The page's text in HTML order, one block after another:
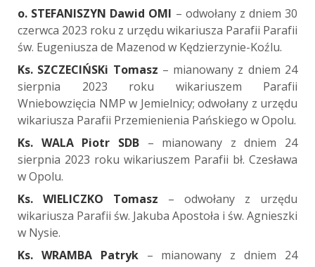
o. STEFANISZYN Dawid OMI – odwołany z dniem 30
czerwca 2023 roku z urzędu wikariusza Parafii Parafii
św. Eugeniusza de Mazenod w Kędzierzynie-Koźlu.
Ks. SZCZECIŃSKi Tomasz – mianowany z dniem 24
sierpnia 2023 roku wikariuszem Parafii
Wniebowzięcia NMP w Jemielnicy; odwołany z urzędu
wikariusza Parafii Przemienienia Pańskiego w Opolu.
Ks. WALA Piotr SDB– mianowany z dniem 24
sierpnia 2023 roku wikariuszem Parafii bł. Czesława
w Opolu.
Ks. WIELICZKO Tomasz – odwołany z urzędu
wikariusza Parafii św. Jakuba Apostoła i św. Agnieszki
w Nysie.
Ks. WRAMBA Patryk– mianowany z dniem 24